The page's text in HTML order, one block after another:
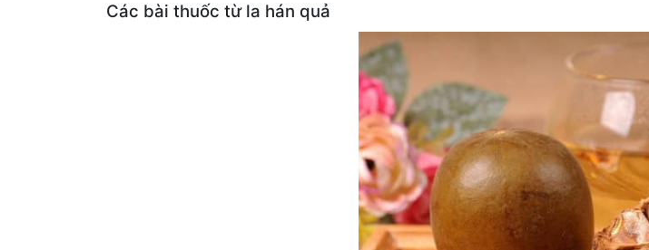
Các bài thuốc từ la hán quả